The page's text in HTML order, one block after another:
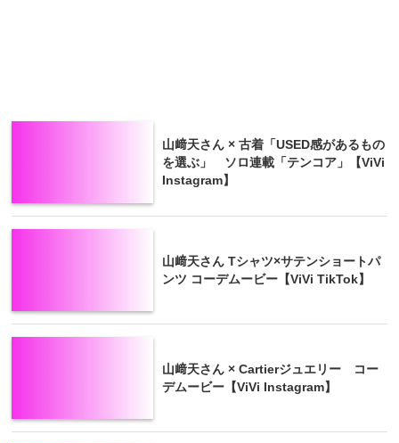
山﨑天さん × 古着「USED感があるもの
を選ぶ」 ソロ連載「テンコア」【ViVi
Instagram】
山﨑天さん Tシャツ×サテンショートパ
ンツ コーデムービー【ViVi TikTok】
山﨑天さん × Cartierジュエリー コー
デムービー【ViVi Instagram】